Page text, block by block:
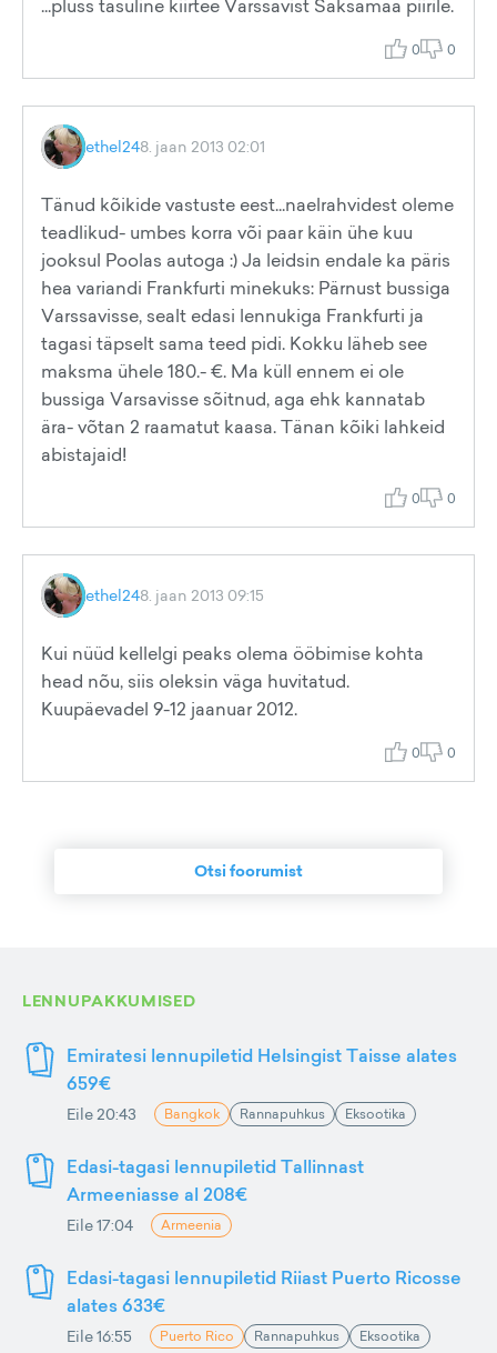
...pluss tasuline kiirtee Varssavist Saksamaa piirile.
0 0
ethel248. jaan 2013 02:01
Tänud kõikide vastuste eest...naelrahvidest oleme
teadlikud- umbes korra või paar käin ühe kuu
jooksul Poolas autoga :) Ja leidsin endale ka päris
hea variandi Frankfurti minekuks: Pärnust bussiga
Varssavisse, sealt edasi lennukiga Frankfurti ja
tagasi täpselt sama teed pidi. Kokku läheb see
maksma ühele 180.- €. Ma küll ennem ei ole
bussiga Varsavisse sõitnud, aga ehk kannatab
ära- võtan 2 raamatut kaasa. Tänan kõiki lahkeid
abistajaid!
0 0
ethel248. jaan 2013 09:15
Kui nüüd kellelgi peaks olema ööbimise kohta
head nõu, siis oleksin väga huvitatud.
Kuupäevadel 9-12 jaanuar 2012.
0 0
Otsi foorumist
LENNUPAKKUMISED
Emiratesi lennupiletid Helsingist Taisse alates
659€
Eile 20:43 Bangkok Rannapuhkus Eksootika
Edasi-tagasi lennupiletid Tallinnast
Armeeniasse al 208€
Eile 17:04 Armeenia
Edasi-tagasi lennupiletid Riiast Puerto Ricosse
alates 633€
Eile 16:55 Puerto Rico Rannapuhkus Eksootika